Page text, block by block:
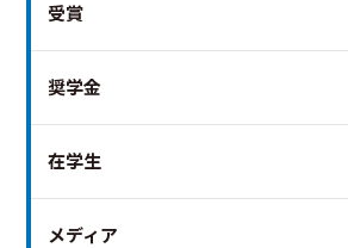
受賞
奨学金
在学生
メディア